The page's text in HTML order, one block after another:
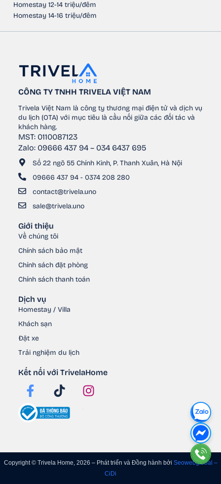
Homestay 12-14 triệu/đêm
Homestay 14-16 triệu/đêm
CÔNG TY TNHH TRIVELA VIỆT NAM
Trivela Việt Nam là công ty thương mại điện tử và dịch vụ
du lịch (OTA) với mục tiêu là cầu nối giữa các đối tác và
khách hàng.
MST: 0110087123
Zalo: 09666 437 94 – 034 6437 695
Số 22 ngõ 55 Chính Kinh, P. Thanh Xuân, Hà Nội
09666 437 94 - 0374 208 280
contact@trivela.uno
sale@trivela.uno
Giới thiệu
Về chúng tôi
Chính sách bảo mật
Chính sách đặt phòng
Chính sách thanh toán
Dịch vụ
Homestay / Villa
Khách sạn
Đặt xe
Trải nghiệm du lịch
Kết nối với TrivelaHome
Copyright © Trivela Home, 2026 – Phát triển và Đồng hành bởi Seowebglobal –
CiDi